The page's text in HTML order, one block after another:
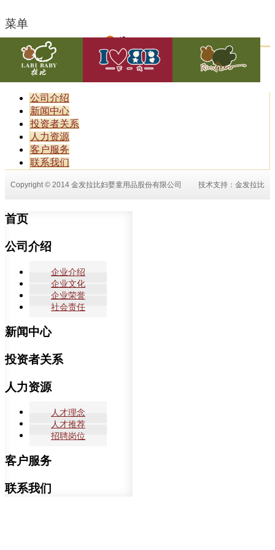
菜单
公司介绍
新闻中心
投资者关系
人力资源
客户服务
联系我们
Copyright © 2014 金发拉比妇婴童用品股份有限公司 技术支持：金发拉比
首页
公司介绍
企业介绍
企业文化
企业荣誉
社会责任
新闻中心
投资者关系
人力资源
人才理念
人才推荐
招聘岗位
客户服务
联系我们